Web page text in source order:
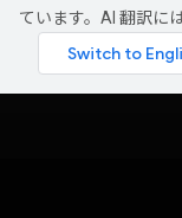
ています。AI 翻訳に